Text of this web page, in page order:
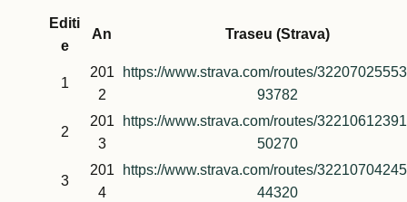
Editi
e
An Traseu (Strava)
1
201
2
https://www.strava.com/routes/
93782
2
201
3
https://www.strava.com/routes/
50270
3
201
4
https://www.strava.com/routes/
44320